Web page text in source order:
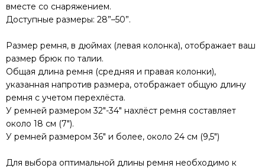
вместе со снаряжением.
Доступные размеры: 28”–50”.
Размер ремня, в дюймах (левая колонка), отображает ваш
размер брюк по талии.
Общая длина ремня (средняя и правая колонки),
указанная напротив размера, отображает общую длину
ремня с учетом перехлёста.
У ремней размером 32"-34" нахлёст ремня составляет
около 18 см (7").
У ремней размером 36" и более, около 24 см (9,5")
Для выбора оптимальной длины ремня необходимо к